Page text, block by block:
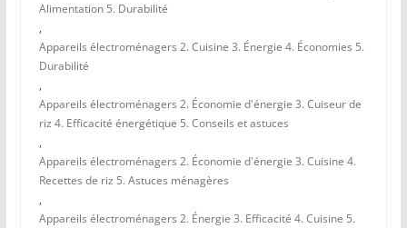
Alimentation 5. Durabilité
,
Appareils électroménagers 2. Cuisine 3. Énergie 4. Économies 5.
Durabilité
,
Appareils électroménagers 2. Économie d'énergie 3. Cuiseur de
riz 4. Efficacité énergétique 5. Conseils et astuces
,
Appareils électroménagers 2. Économie d'énergie 3. Cuisine 4.
Recettes de riz 5. Astuces ménagères
,
Appareils électroménagers 2. Énergie 3. Efficacité 4. Cuisine 5.